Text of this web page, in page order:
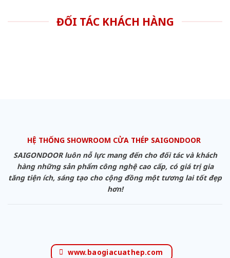
ĐỐI TÁC KHÁCH HÀNG
HỆ THỐNG SHOWROOM CỬA THÉP SAIGONDOOR
SAIGONDOOR luôn nỗ lực mang đến cho đối tác và khách
hàng những sản phẩm công nghệ cao cấp, có giá trị gia
tăng tiện ích, sáng tạo cho cộng đồng một tương lai tốt đẹp
hơn!
www.baogiacuathep.com